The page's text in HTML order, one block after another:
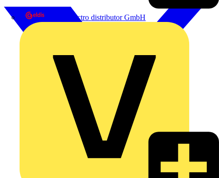
eldis electro distributor GmbH